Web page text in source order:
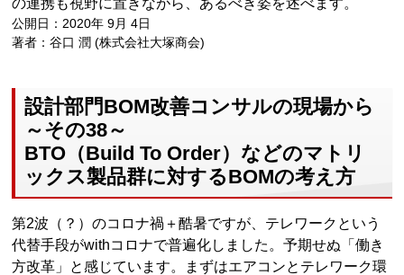
の連携も視野に置きながら、あるべき姿を述べます。
公開日：2020年 9月 4日
著者：谷口 潤 (株式会社大塚商会)
設計部門BOM改善コンサルの現場から
～その38～
BTO（Build To Order）などのマトリ
ックス製品群に対するBOMの考え方
第2波（？）のコロナ禍＋酷暑ですが、テレワークという
代替手段がwithコロナで普遍化しました。予期せぬ「働き
方改革」と感じています。まずはエアコンとテレワーク環